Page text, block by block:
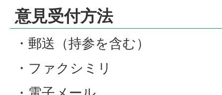
意見受付方法
・郵送（持参を含む）
・ファクシミリ